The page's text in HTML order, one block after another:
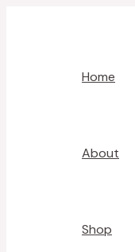
Home
About
Shop